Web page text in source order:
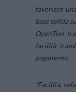
favorisce
base solida
OpenText
facilità
pagamento.
“Facilità,